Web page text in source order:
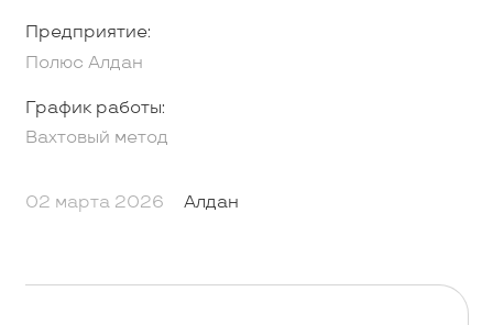
Предприятие:
Полюс Алдан
График работы:
Вахтовый метод
02 марта 2026 Алдан